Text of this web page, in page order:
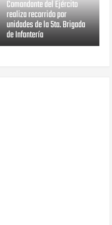
Comandante del Ejército
realiza recorrido por
unidades de la 5ta. Brigada
de Infantería